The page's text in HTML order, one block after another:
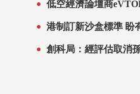
港制
創科局：經評估取消